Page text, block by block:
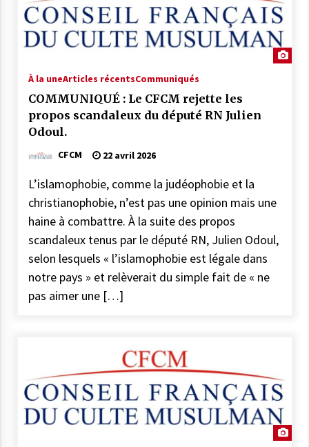
1446H
27 mai 2025
À la uneArticles récentsCommuniqués
COMMUNIQUÉ : Le CFCM rejette les
propos scandaleux du député RN Julien
Odoul.
CFCM 22 avril 2026
L’islamophobie, comme la judéophobie et la
christianophobie, n’est pas une opinion mais une
haine à combattre. À la suite des propos
scandaleux tenus par le député RN, Julien Odoul,
selon lesquels « l’islamophobie est légale dans
notre pays » et relèverait du simple fait de « ne
pas aimer une […]